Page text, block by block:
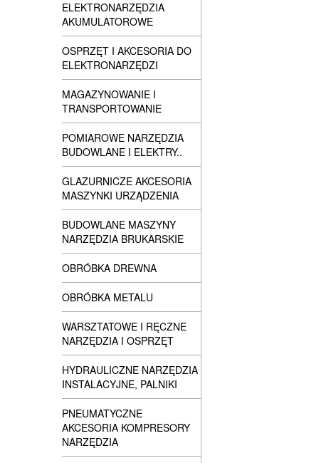
ELEKTRONARZĘDZIA
AKUMULATOROWE
OSPRZĘT I AKCESORIA DO
ELEKTRONARZĘDZI
MAGAZYNOWANIE I
TRANSPORTOWANIE
POMIAROWE NARZĘDZIA
BUDOWLANE I ELEKTRY..
GLAZURNICZE AKCESORIA
MASZYNKI URZĄDZENIA
BUDOWLANE MASZYNY
NARZĘDZIA BRUKARSKIE
OBRÓBKA DREWNA
OBRÓBKA METALU
WARSZTATOWE I RĘCZNE
NARZĘDZIA I OSPRZĘT
HYDRAULICZNE NARZĘDZIA
INSTALACYJNE, PALNIKI
PNEUMATYCZNE
AKCESORIA KOMPRESORY
NARZĘDZIA